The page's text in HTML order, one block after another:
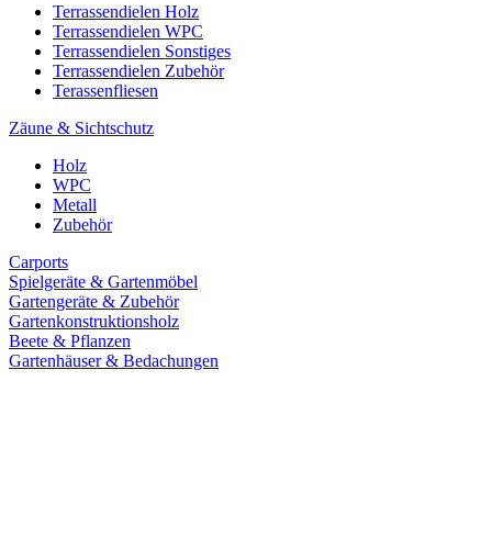
Terrassendielen Holz
Terrassendielen WPC
Terrassendielen Sonstiges
Terrassendielen Zubehör
Terassenfliesen
Zäune & Sichtschutz
Holz
WPC
Metall
Zubehör
Carports
Spielgeräte & Gartenmöbel
Gartengeräte & Zubehör
Gartenkonstruktionsholz
Beete & Pflanzen
Gartenhäuser & Bedachungen